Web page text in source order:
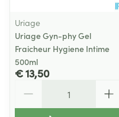
Uriage
Uriage Gyn-phy Gel
Fraicheur Hygiene Intime
500ml
€ 13,50